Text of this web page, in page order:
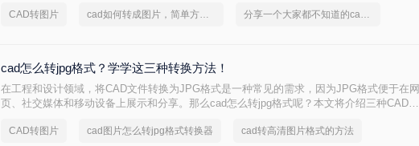
CAD转图片 cad如何转成图片，简单方法教你一招 分享一个大家都不知道的cad转图片方法
cad怎么转jpg格式？学学这三种转换方法！
在工程和设计领域，将CAD文件转换为JPG格式是一种常见的需求，因为JPG格式便于在网
页、社交媒体和移动设备上展示和分享。那么cad怎么转jpg格式呢？本文将介绍三种CAD转
CAD转图片 cad图片怎么转jpg格式转换器 cad转高清图片格式的方法